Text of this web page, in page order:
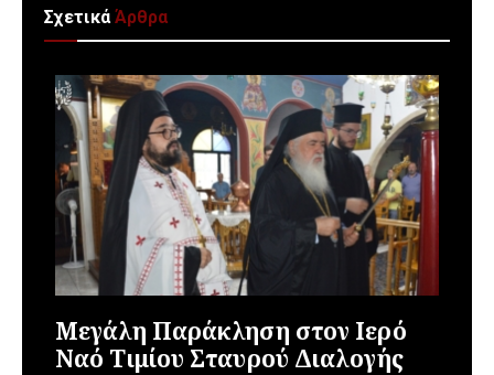
ΣχετικάΆρθρα
Μεγάλη Παράκληση στον Ιερό
Ναό Τιμίου Σταυρού Διαλογής